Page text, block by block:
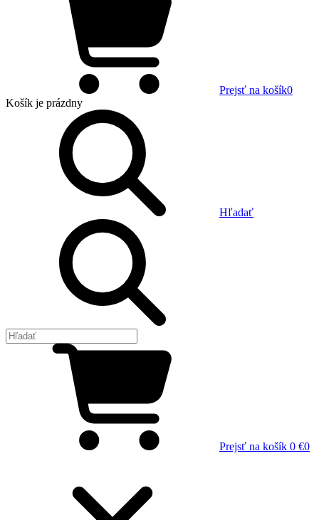
Prejsť na košík0
Košík je prázdny
Hľadať
Prejsť na košík 0 €0